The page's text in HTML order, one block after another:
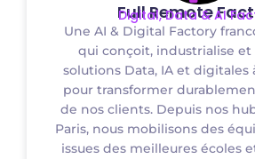
Full Remote
Digital, Data & AI
Une AI & Digital Factory
qui conçoit, industrialise et
solutions Data, IA et
pour transformer
de nos clients. Depuis nos
Paris, nous mobilisons des
issues des meilleures écoles